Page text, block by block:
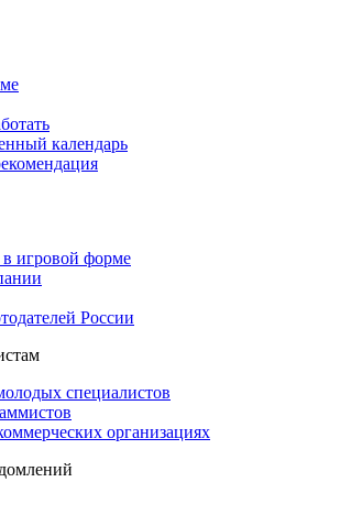
календарь
игровой форме
России
специалистов
организациях